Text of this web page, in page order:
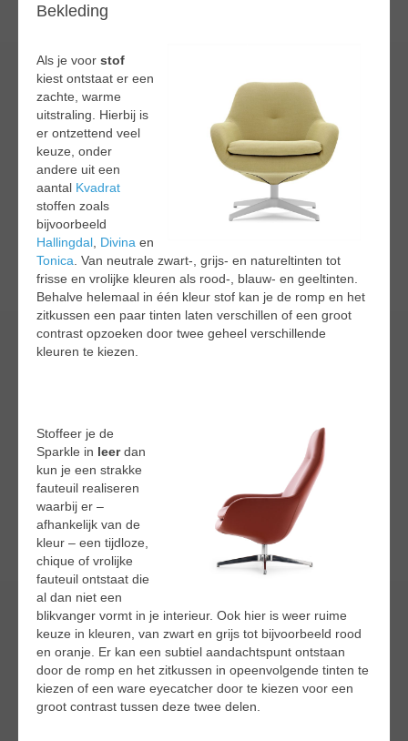
Bekleding
Als je voor stof
kiest ontstaat er een
zachte, warme
uitstraling. Hierbij is
er ontzettend veel
keuze, onder
andere uit een
aantal Kvadrat
stoffen zoals
bijvoorbeeld
Hallingdal Divina en
Tonica . Van neutrale zwart-, grijs- en natureltinten tot
frisse en vrolijke kleuren als rood-, blauw- en geeltinten.
Behalve helemaal in één kleur stof kan je de romp en het
zitkussen een paar tinten laten verschillen of een groot
contrast opzoeken door twee geheel verschillende
kleuren te kiezen.
Stoffeer je de
Sparkle in leerdan
kun je een strakke
fauteuil realiseren
waarbij er –
afhankelijk van de
kleur – een tijdloze,
chique of vrolijke
fauteuil ontstaat die
al dan niet een
blikvanger vormt in je interieur. Ook hier is weer ruime
keuze in kleuren, van zwart en grijs tot bijvoorbeeld rood
en oranje. Er kan een subtiel aandachtspunt ontstaan
door de romp en het zitkussen in opeenvolgende tinten te
kiezen of een ware eyecatcher door te kiezen voor een
groot contrast tussen deze twee delen.